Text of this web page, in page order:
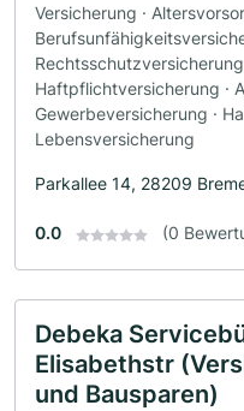
Versicherung ·
Haftpflichtversicherung ·
Gewerbeversicherung ·
Lebensversicherung
Parkallee 14, 28209
0.0 (0
Debeka
Elisabethstr
und Bausparen)